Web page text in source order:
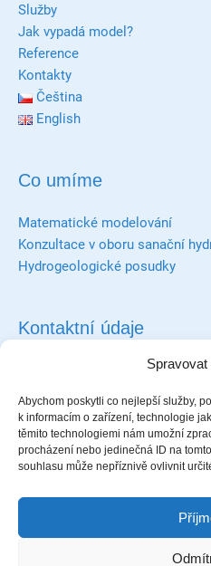
Spravovat
Abychom poskytli co nejlepší služby,
k informacím o zařízení, technologie
těmito technologiemi nám umožní
procházení nebo jedinečná ID na
souhlasu může nepříznivě ovlivnit
Služby
Jak vypadá model?
Reference
Kontakty
Čeština
English
Co umíme
Matematické modelování
Konzultace v oboru sanační
Hydrogeologické posudky
Kontaktní údaje
Groundwater Consulting
Čihalíkova 350/26, 715 00
IČ: 28630301, DIČ: CZ28630301
Sp. zn.: C 35629 vedená u
Tel.: +420 777 144 487
ID datové schránky: cessrxm